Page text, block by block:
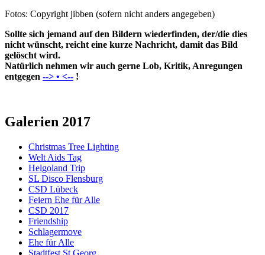
Fotos: Copyright jibben (sofern nicht anders angegeben)
Sollte sich jemand auf den Bildern wiederfinden, der/die dies
nicht wünscht, reicht eine kurze Nachricht, damit das Bild
gelöscht wird.
Natürlich nehmen wir auch gerne Lob, Kritik, Anregungen
entgegen --> • <-- !
Galerien 2017
Christmas Tree Lighting
Welt Aids Tag
Helgoland Trip
SL Disco Flensburg
CSD Lübeck
Feiern Ehe für Alle
CSD 2017
Friendship
Schlagermove
Ehe für Alle